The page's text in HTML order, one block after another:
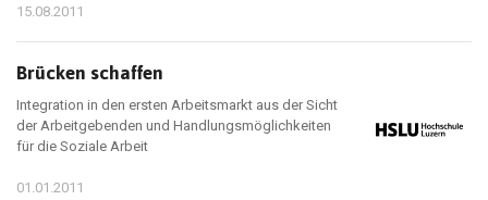
15.08.2011
Brücken schaffen
Integration in den ersten Arbeitsmarkt aus der Sicht
der Arbeitgebenden und Handlungsmöglichkeiten
für die Soziale Arbeit
01.01.2011